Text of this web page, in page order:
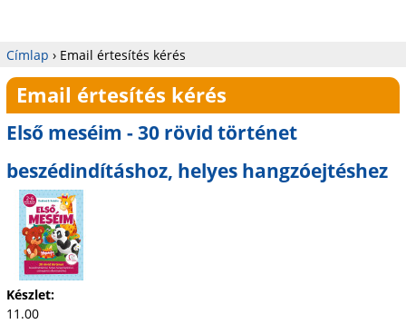
Jelenlegi
hely
Címlap › Email értesítés kérés
Email értesítés kérés
Első meséim - 30 rövid történet
beszédindításhoz, helyes hangzóejtéshez
Készlet:
11.00